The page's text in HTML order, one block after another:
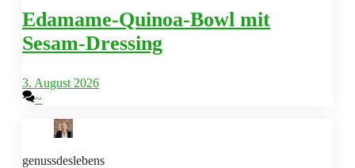
Edamame-Quinoa-Bowl mit
Sesam-Dressing
3. August 2026
~
genussdeslebens